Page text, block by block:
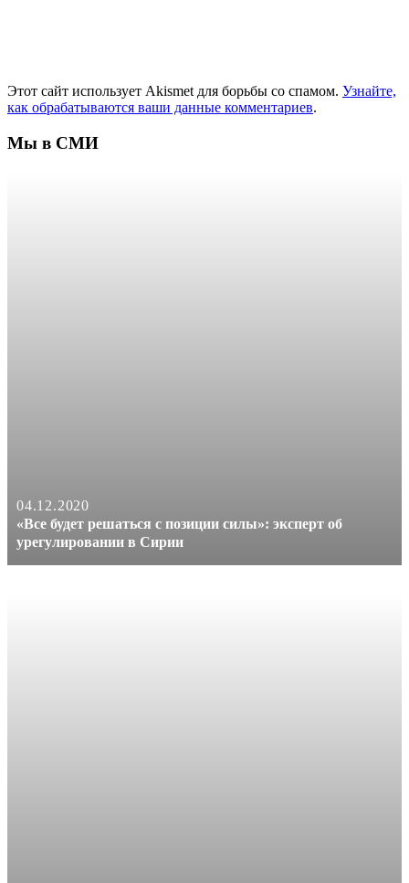
Этот сайт использует Akismet для борьбы со спамом. Узнайте,
как обрабатываются ваши данные комментариев.
Мы в СМИ
04.12.2020
«Все будет решаться с позиции силы»: эксперт об
урегулировании в Сирии